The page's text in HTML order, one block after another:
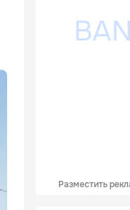
Разместить